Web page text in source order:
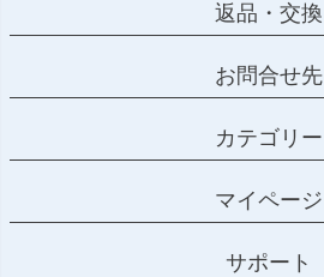
返品・交換
お問合せ先
カテゴリー
マイページ
サポート